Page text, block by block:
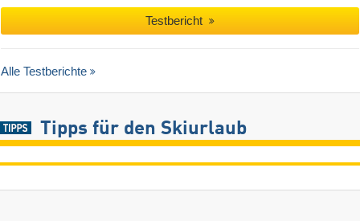
Testbericht
Alle Testberichte
Tipps für den Skiurlaub